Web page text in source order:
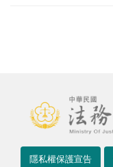
隱私權保護宣告